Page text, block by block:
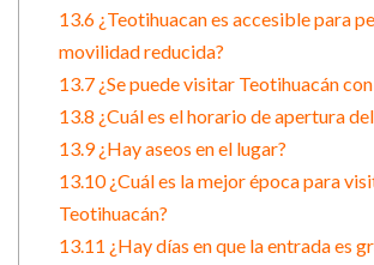
13.6 ¿Teotihuacan es accesible para
movilidad reducida?
13.7 ¿Se puede visitar Teotihuacán
13.8 ¿Cuál es el horario de apertura
13.9 ¿Hay aseos en el lugar?
13.10 ¿Cuál es la mejor época para
Teotihuacán?
13.11 ¿Hay días en que la entrada es